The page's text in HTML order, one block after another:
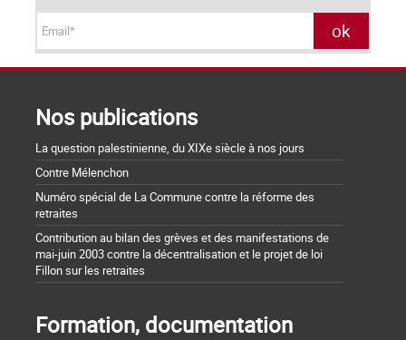
Nos publications
La question palestinienne, du XIXe siècle à nos jours
Contre Mélenchon
Numéro spécial de La Commune contre la réforme des
retraites
Contribution au bilan des grèves et des manifestations de
mai-juin 2003 contre la décentralisation et le projet de loi
Fillon sur les retraites
Formation, documentation